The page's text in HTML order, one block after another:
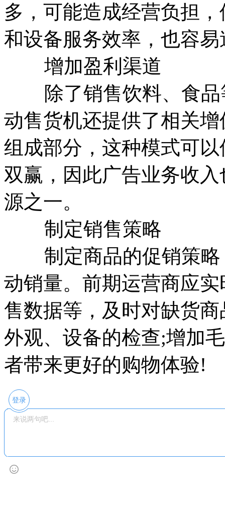
多，可能造成经营负担
和设备服务效率，也容
增加盈利渠道
除了销售饮料、食品
动售货机还提供了相关
组成部分，这种模式可
双赢，因此广告业务收
源之一。
制定销售策略
制定商品的促销策略
动销量。前期运营商应实
售数据等，及时对缺货
外观、设备的检查;增加
者带来更好的购物体验!
登录